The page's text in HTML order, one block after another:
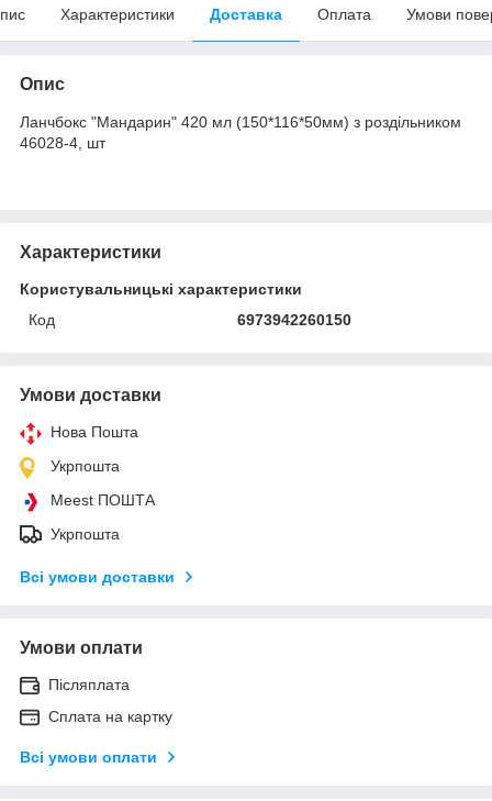
Характеристики Доставка Оплата Умови
Опис
Ланчбокс "Мандарин" 420 мл (150*116*50мм) з роздільником
46028-4, шт
Характеристики
Користувальницькі характеристики
Код
6973942260150
Умови доставки
Нова Пошта
Укрпошта
Meest ПОШТА
Укрпошта
Всі умови доставки
Умови оплати
Післяплата
Сплата на картку
Всі умови оплати